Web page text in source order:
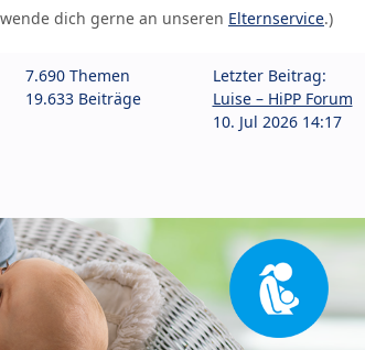
dich gerne an unseren Elternservice.)
7.690 Themen
19.633 Beiträge
Letzter Beitrag:
Luise – HiPP Forum
10. Jul 2026 14:17